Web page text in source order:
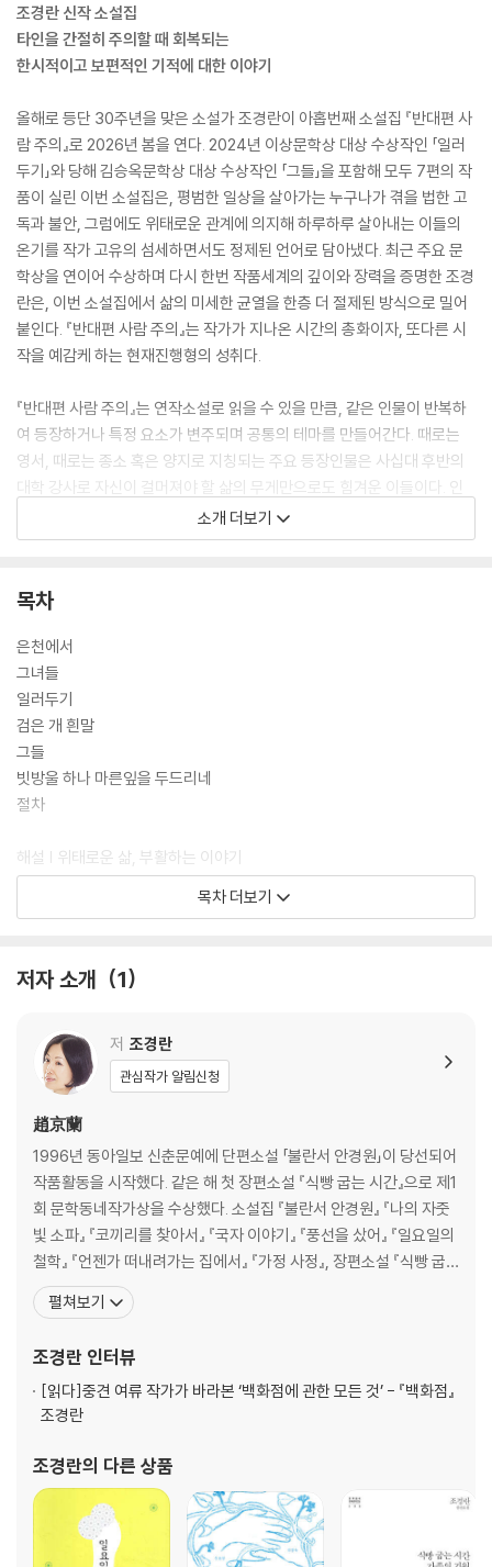
조경란 신작 소설집
타인을 간절히 주의할 때 회복되는
한시적이고 보편적인 기적에 대한 이야기
올해로 등단 30주년을 맞은 소설가 조경란이 아홉번째 소설집 『반대편 사
람 주의』로 2026년 봄을 연다. 2024년 이상문학상 대상 수상작인 「일러
두기」와 당해 김승옥문학상 대상 수상작인 「그들」을 포함해 모두 7편의 작
품이 실린 이번 소설집은, 평범한 일상을 살아가는 누구나가 겪을 법한 고
독과 불안, 그럼에도 위태로운 관계에 의지해 하루하루 살아내는 이들의
온기를 작가 고유의 섬세하면서도 정제된 언어로 담아냈다. 최근 주요 문
학상을 연이어 수상하며 다시 한번 작품세계의 깊이와 장력을 증명한 조경
란은, 이번 소설집에서 삶의 미세한 균열을 한층 더 절제된 방식으로 밀어
붙인다. 『반대편 사람 주의』는 작가가 지나온 시간의 총화이자, 또다른 시
작을 예감케 하는 현재진행형의 성취다.
『반대편 사람 주의』는 연작소설로 읽을 수 있을 만큼, 같은 인물이 반복하
여 등장하거나 특정 요소가 변주되며 공통의 테마를 만들어간다. 때로는
영서, 때로는 종소 혹은 양지로 지칭되는 주요 등장인물은 사십대 후반의
대학 강사로 자신이 걸머져야 할 삶의 무게만으로도 힘겨운 이들이다. 인
물들에게는 자칫 사랑이 시작될 것 같은 기미가 보인다든지, 사라진 사람
을 찾아 나서야 한다든지, 누군가의 유서를 읽게 되는 일들이 반복적으로
자신의 이야기를 들어줄 사람 하나 남아 있지 않다. 곁에 있는 유일한 가족
이처럼 신산한 삶 속에서 이들의 세계는 점점 축소되어가고, 남몰래 죽음
을 꿈꾸면서도 어머니나 자식에 대한 염려에 얽매여 생활을 간신히 꾸려나
간다. 그러나 자신의 존재에 대한 질문과 불안, 수시로 찾아드는 죽음충동
에 에워싸여 있던 이들의 세계는 문득 맞닥뜨린 타인과의 예기치 않은 사
건들을 통해 조금씩 균열하기 시작하고, 그 희미한 틈 사이로 부활의 가능
성이 새어나온다. 다만 “헛된 희망이나 순진한 낙관을 덮어씌우는 일 없
리에게 가장 필요한 한시적 기적일 것이다.
소개 더보기
목차
은천에서
그녀들
일러두기
검은 개 흰말
그들
빗방울 하나 마른잎을 두드리네
절차
해설 | 위태로운 삶, 부활하는 이야기
권희철(문학평론가)
목차 더보기
저자 소개 1
저 조경란
관심작가 알림신청
趙京蘭
1996년 동아일보 신춘문예에 단편소설 「불란서 안경원」이 당선되어
작품활동을 시작했다. 같은 해 첫 장편소설 『식빵 굽는 시간』으로 제1
회 문학동네작가상을 수상했다. 소설집 『불란서 안경원』 『나의 자줏
빛 소파』 『코끼리를 찾아서』 『국자 이야기』 『풍선을 샀어』 『일요일의
철학』 『언젠가 떠내려가는 집에서』 『가정 사정』, 장편소설 『식빵 굽
는 시간』 『가족의 기원』 『혀』 『복어』, 중편소설 『움직임』, 짧은 소설
『후후후의 숲』, 산문집 『조경란의 악어이야기』 『백화점?그리고 사물
은 예술가상, 현대문학상
펼쳐보기
조경란 인터뷰
[읽다]중견 여류 작가가 바라본 ‘백화점에 관한 모든 것’ - 『백화점』
조경란
조경란의 다른 상품